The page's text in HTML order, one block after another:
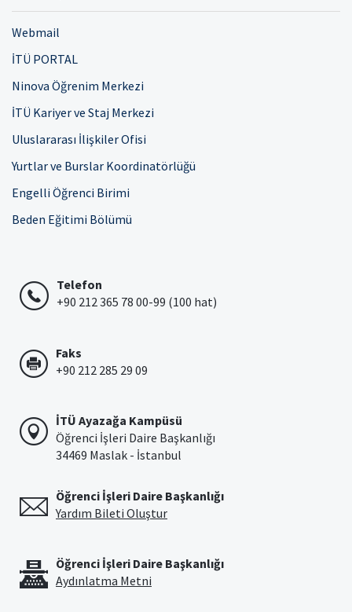
Webmail
İTÜ PORTAL
Ninova Öğrenim Merkezi
İTÜ Kariyer ve Staj Merkezi
Uluslararası İlişkiler Ofisi
Yurtlar ve Burslar Koordinatörlüğü
Engelli Öğrenci Birimi
Beden Eğitimi Bölümü
Telefon
+90 212 365 78 00-99 (100 hat)
Faks
+90 212 285 29 09
İTÜ Ayazağa Kampüsü
Öğrenci İşleri Daire Başkanlığı
34469 Maslak - İstanbul
Öğrenci İşleri Daire Başkanlığı
Yardım Bileti Oluştur
Öğrenci İşleri Daire Başkanlığı
Aydınlatma Metni